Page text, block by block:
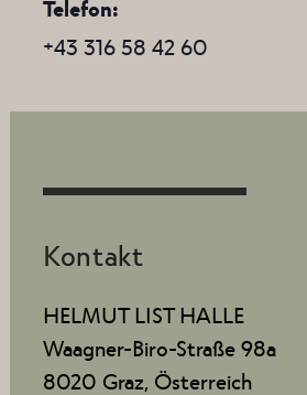
Telefon
+43 316 58 42 60
Kontakt
HELMUT LIST HALLE
Waagner-Biro-Straße 98a
8020 Graz, Österreich